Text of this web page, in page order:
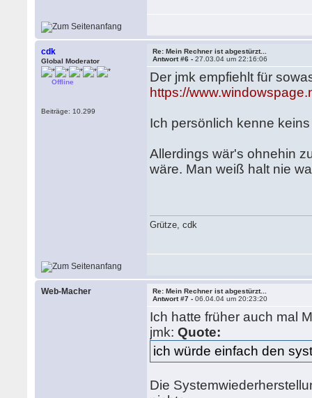
cdk
Global Moderator
Offline
Beiträge: 10.299
Re: Mein Rechner ist abgestürzt...
Antwort #6 -27.03.04 um 22:16:06
Der jmk empfiehlt für
https://
Ich persönlich kenne
Allerdings wär's ohnehin
wäre. Man weiß halt nie
Grütze, cdk
Web-Macher
Re: Mein Rechner ist abgestürzt...
Antwort #7 -06.04.04 um 20:23:20
Ich hatte früher auch mal
jmk:Quote:
ich würde einfach den
Die